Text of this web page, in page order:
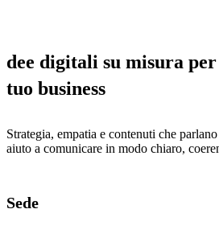
dee digitali su misura
tuo business
Strategia, empatia e contenuti che
aiuto a comunicare in modo chiaro,
Sede